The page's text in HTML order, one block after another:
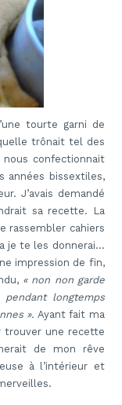
tourte garni de
trônait tel des
confectionnait
années bissextiles,
J’avais demandé
sa recette. La
rassembler cahiers
je te les donnerai…
impression de fin,
« non non garde
longtemps
». Ayant fait ma
trouver une recette
de mon rêve
à l’intérieur et